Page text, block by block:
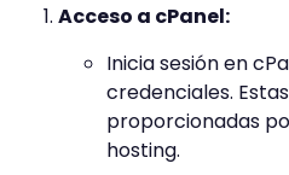
Acceso a cPanel:
Inicia sesión en
credenciales.
proporcionadas
hosting.